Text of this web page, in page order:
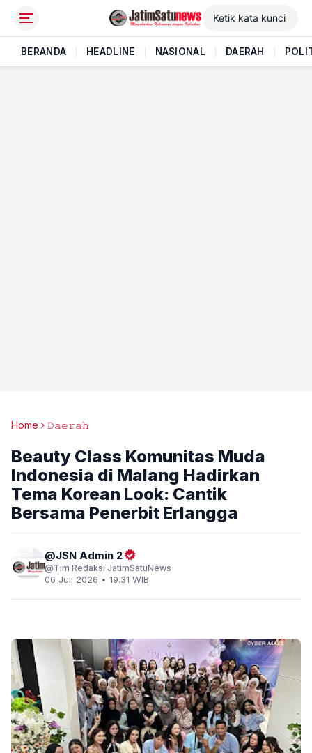
BERANDA HEADLINE NASIONAL DAERAH
Home 𝙳𝚊𝚎𝚛𝚊𝚑
Beauty Class Komunitas Muda
Indonesia di Malang Hadirkan
Tema Korean Look: Cantik
Bersama Penerbit Erlangga
JSN Admin 2
Tim Redaksi JatimSatuNews
06 Juli 2026 • 19.31 WIB